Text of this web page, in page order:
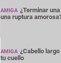
AMIGA ¿Terminar
una ruptura
AMIGA ¿Cabello
tu cuello